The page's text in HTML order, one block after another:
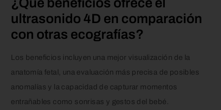
ultrasonido 4D en comparación
con otras ecografías?
Los beneficios incluyen una mejor visualización de la
anatomía fetal, una evaluación más precisa de posibles
anomalías y la capacidad de capturar momentos
entrañables como sonrisas y gestos del bebé.